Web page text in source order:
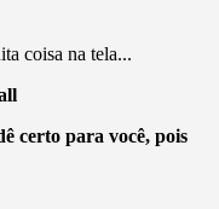
coisa na tela...
certo para você, pois